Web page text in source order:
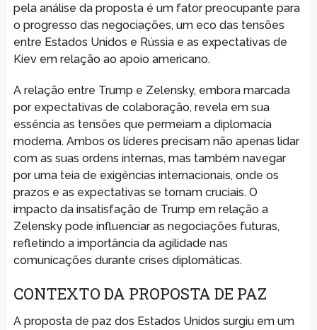
pela análise da proposta é um fator preocupante para
o progresso das negociações, um eco das tensões
entre Estados Unidos e Rússia e as expectativas de
Kiev em relação ao apoio americano.
A relação entre Trump e Zelensky, embora marcada
por expectativas de colaboração, revela em sua
essência as tensões que permeiam a diplomacia
moderna. Ambos os líderes precisam não apenas lidar
com as suas ordens internas, mas também navegar
por uma teia de exigências internacionais, onde os
prazos e as expectativas se tornam cruciais. O
impacto da insatisfação de Trump em relação a
Zelensky pode influenciar as negociações futuras,
refletindo a importância da agilidade nas
comunicações durante crises diplomáticas.
CONTEXTO DA PROPOSTA DE PAZ
A proposta de paz dos Estados Unidos surgiu em um